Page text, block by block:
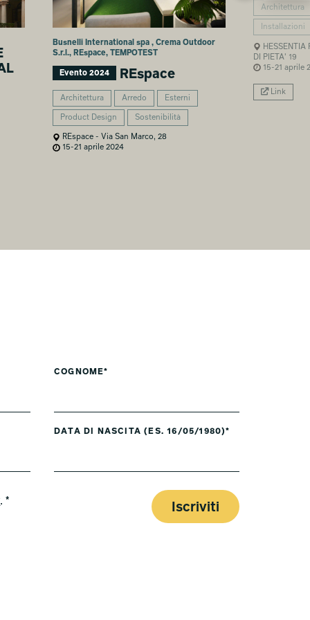
Busnelli International spa , Crema Outdoor
S.r.l., REspace, TEMPOTEST
Evento 2024 REspace
Architettura Arredo Esterni
Product Design Sostenibilità
REspace - Via San Marco, 28
15-21 aprile 2024
Architettura
Installazioni
HESSENTIA
DI PIETA' 19
15-21 aprile
Link
COGNOME*
DATA DI NASCITA (ES. 16/05/1980)*
. * Iscriviti